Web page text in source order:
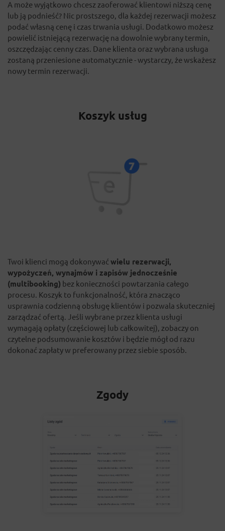
A może wyjątkowo chcesz zaoferować klientowi niższą cenę
lub ją podnieść? Nic prostszego, dla każdej rezerwacji możesz
podać własną cenę i czas trwania usługi. Dodatkowo możesz
powielić istniejącą rezerwację na dowolnie wybrany termin,
oszczędzając cenny czas. Dane klienta oraz wybrana usługa
zostaną przeniesione automatycznie - wystarczy, że wskażesz
nowy termin rezerwacji.
Koszyk usług
Twoi klienci mogą dokonywać wielu rezerwacji,
wypożyczeń, wynajmów i zapisów jednocześnie
(multibooking) bez konieczności powtarzania całego
procesu. Koszyk to funkcjonalność, która znacząco
usprawnia codzienną obsługę klientów i pozwala skuteczniej
zarządzać ofertą. Jeśli wybrane przez klienta usługi
wymagają opłaty (częściowej lub całkowitej), zobaczy on
czytelne podsumowanie kosztów i będzie mógł od razu
dokonać zapłaty w preferowany przez siebie sposób.
Zgody